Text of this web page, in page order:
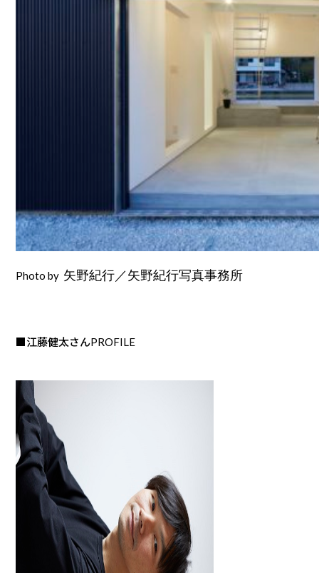
Photo by 矢野紀行／矢野紀行写真事務所
■江藤健太さんPROFILE